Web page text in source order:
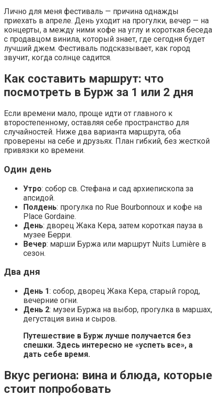
Лично для меня фестиваль — причина однажды
приехать в апреле. День уходит на прогулки, вечер — на
концерты, а между ними кофе на углу и короткая беседа
с продавцом винила, который знает, где сегодня будет
лучший джем. Фестиваль подсказывает, как город
звучит, когда солнце садится.
Как составить маршрут: что
посмотреть в Бурж за 1 или 2 дня
Если времени мало, проще идти от главного к
второстепенному, оставляя себе пространство для
случайностей. Ниже два варианта маршрута, оба
проверены на себе и друзьях. План гибкий, без жесткой
привязки ко времени.
Один день
Утро: собор св. Стефана и сад архиепископа за
апсидой.
Полдень: прогулка по Rue Bourbonnoux и кофе на
Place Gordaine.
День: дворец Жака Кера, затем короткая пауза в
музее Берри.
Вечер: марши Буржа или маршрут Nuits Lumière в
сезон.
Два дня
День 1: собор, дворец Жака Кера, старый город,
вечерние огни.
День 2: музеи Буржа на выбор, прогулка в маршах,
дегустация вина и сыров.
Путешествие в Бурж лучше получается без
спешки. Здесь интересно не «успеть все», а
дать себе время.
Вкус региона: вина и блюда, которые
стоит попробовать